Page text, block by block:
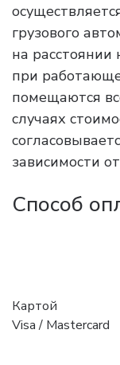
грузового
на
при
помещаются
случаях
зависимости
Способ
Картой
Visa / Mastercard